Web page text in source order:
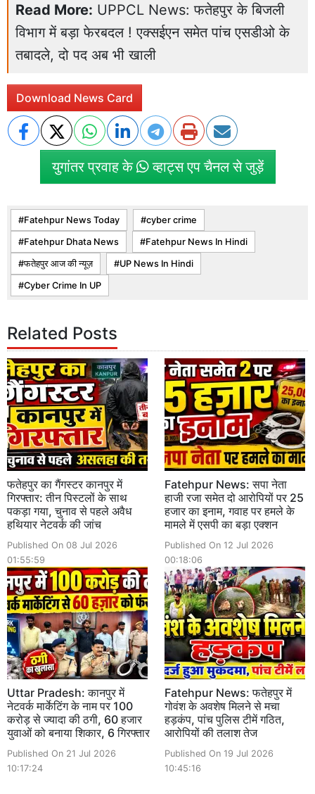
Read More: UPPCL News: फतेहपुर के बिजली
विभाग में बड़ा फेरबदल ! एक्सईएन समेत पांच एसडीओ के
तबादले, दो पद अब भी खाली
Download News Card
युगांतर प्रवाह के व्हाट्स एप चैनल से जुड़ें
Fatehpur News Today cyber crime
Fatehpur Dhata News Fatehpur News In Hindi
फतेहपुर आज की न्यूज़ UP News In Hindi
Cyber Crime In UP
Related Posts
फतेहपुर का गैंगस्टर कानपुर में
गिरफ्तार: तीन पिस्टलों के साथ
पकड़ा गया, चुनाव से पहले अवैध
हथियार नेटवर्क की जांच
Published On 08 Jul 2026
01:55:59
Fatehpur News: सपा नेता
हाजी रजा समेत दो आरोपियों पर 25
हजार का इनाम, गवाह पर हमले के
मामले में एसपी का बड़ा एक्शन
Published On 12 Jul 2026
00:18:06
Uttar Pradesh: कानपुर में
नेटवर्क मार्केटिंग के नाम पर 100
करोड़ से ज्यादा की ठगी, 60 हजार
युवाओं को बनाया शिकार, 6 गिरफ्तार
Published On 21 Jul 2026
10:17:24
Fatehpur News: फतेहपुर में
गोवंश के अवशेष मिलने से मचा
हड़कंप, पांच पुलिस टीमें गठित,
आरोपियों की तलाश तेज
Published On 19 Jul 2026
10:45:16